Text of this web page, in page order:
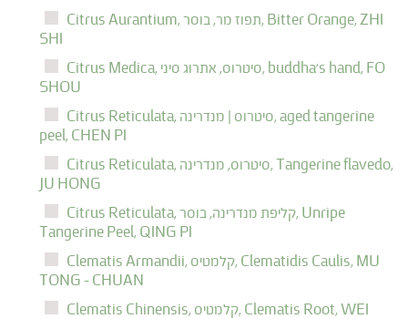
Citrus Aurantium,
תפוז מר, בוסר, Bitter Orange, ZHI
SHI
Citrus Medica,
סיטרוס, אתרוג סיני, buddha's hand, FO
SHOU
Citrus Reticulata,
סיטרוס | מנדרינה, aged tangerine
peel, CHEN PI
Citrus Reticulata,
סיטרוס, מנדרינה, Tangerine flavedo,
JU HONG
Citrus Reticulata,
קליפת מנדרינה, בוסר, Unripe
Tangerine Peel, QING PI
Clematis Armandii,
קלמטיס, Clematidis Caulis, MU
TONG - CHUAN
Clematis Chinensis,
קלמטיס, Clematis Root, WEI